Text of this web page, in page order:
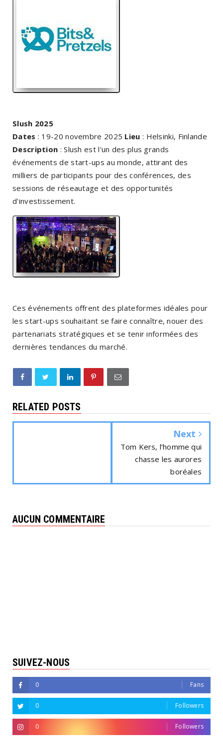
Slush 2025
Dates : 19-20 novembre 2025 Lieu : Helsinki, Finlande
Description : Slush est l'un des plus grands
événements de start-ups au monde, attirant des
milliers de participants pour des conférences, des
sessions de réseautage et des opportunités
d'investissement.
Ces événements offrent des plateformes idéales pour
les start-ups souhaitant se faire connaître, nouer des
partenariats stratégiques et se tenir informées des
dernières tendances du marché.
RELATED POSTS
Next
Tom Kers, l’homme qui
chasse les aurores
boréales
AUCUN COMMENTAIRE
SUIVEZ-NOUS
0 Fans
0 Followers
0 Followers